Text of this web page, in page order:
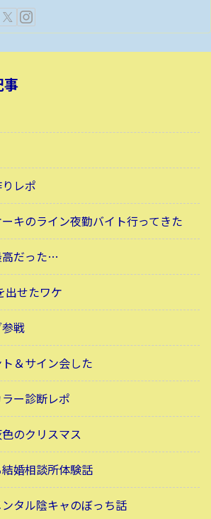
事
レポ
キのライン夜勤バイト行ってきた
高だった…
出せたワケ
戦
＆サイン会した
ー診断レポ
のクリスマス
結婚相談所体験話
ンタル陰キャのぼっち話